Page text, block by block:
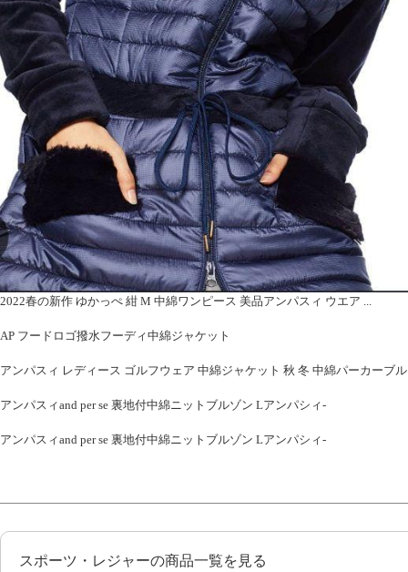
2022春の新作 ゆかっぺ 紺 M 中綿ワンピース 美品アンパスィ ウエア ...
AP フードロゴ撥水フーディ中綿ジャケット
アンパスィ レディース ゴルフウェア 中綿ジャケット 秋 冬 中綿パーカーブル
アンパスィand per se 裏地付中綿ニットブルゾン Lアンパシィ-
アンパスィand per se 裏地付中綿ニットブルゾン Lアンパシィ-
スポーツ・レジャーの商品一覧を見る